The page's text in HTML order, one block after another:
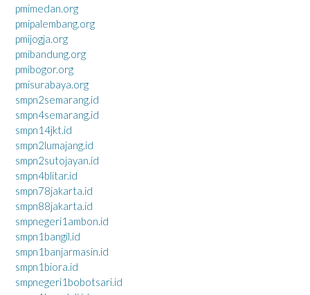
pmimedan.org
pmipalembang.org
pmijogja.org
pmibandung.org
pmibogor.org
pmisurabaya.org
smpn2semarang.id
smpn4semarang.id
smpn14jkt.id
smpn2lumajang.id
smpn2sutojayan.id
smpn4blitar.id
smpn78jakarta.id
smpn88jakarta.id
smpnegeri1ambon.id
smpn1bangil.id
smpn1banjarmasin.id
smpn1biora.id
smpnegeri1bobotsari.id